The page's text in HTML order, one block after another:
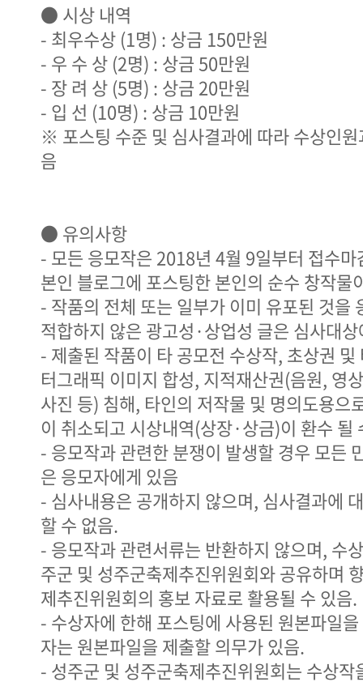
● 시상 내역
- 최우수상 (1명) : 상금 150만원
- 우 수 상 (2명) : 상금 50만원
- 장 려 상 (5명) : 상금 20만원
- 입 선 (10명) : 상금 10만원
※ 포스팅 수준 및 심사결과에 따라 수상인
음
● 유의사항
- 모든 응모작은 2018년 4월 9일부터 접수
본인 블로그에 포스팅한 본인의 순수 창작물
- 작품의 전체 또는 일부가 이미 유포된 것을
적합하지 않은 광고성·상업성 글은 심사대
- 제출된 작품이 타 공모전 수상작, 초상권
터그래픽 이미지 합성, 지적재산권(음원, 영
사진 등) 침해, 타인의 저작물 및 명의도용으
이 취소되고 시상내역(상장·상금)이 환수 될
- 응모작과 관련한 분쟁이 발생할 경우 모든
은 응모자에게 있음
- 심사내용은 공개하지 않으며, 심사결과에
할 수 없음.
- 응모작과 관련서류는 반환하지 않으며, 수
주군 및 성주군축제추진위원회와 공유하며
제추진위원회의 홍보 자료로 활용될 수 있음.
- 수상자에 한해 포스팅에 사용된 원본파일
자는 원본파일을 제출할 의무가 있음.
- 성주군 및 성주군축제추진위원회는 수상